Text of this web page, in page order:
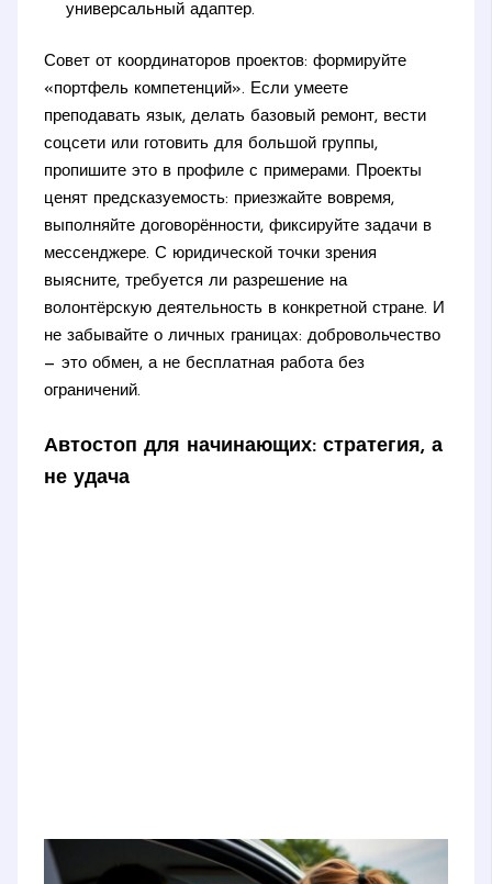
универсальный адаптер.
Совет от координаторов проектов: формируйте
«портфель компетенций». Если умеете
преподавать язык, делать базовый ремонт, вести
соцсети или готовить для большой группы,
пропишите это в профиле с примерами. Проекты
ценят предсказуемость: приезжайте вовремя,
выполняйте договорённости, фиксируйте задачи в
мессенджере. С юридической точки зрения
выясните, требуется ли разрешение на
волонтёрскую деятельность в конкретной стране. И
не забывайте о личных границах: добровольчество
— это обмен, а не бесплатная работа без
ограничений.
Автостоп для начинающих: стратегия, а
не удача